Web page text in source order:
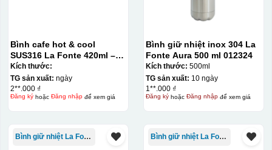
Bình cafe hot & cool
SUS316 La Fonte 420ml –
012775
Kích thước:
TG sản xuất: ngày
2**.000 ₫
Đăng kýhoặc Đăng nhậpđể xem giá
Bình giữ nhiệt inox 304 La
Fonte Aura 500 ml 012324
Kích thước: 500ml
TG sản xuất: 10 ngày
1**.000 ₫
Đăng kýhoặc Đăng nhậpđể xem giá
Bình giữ nhiệt La Fonte Bình giữ nhiệt La Fonte